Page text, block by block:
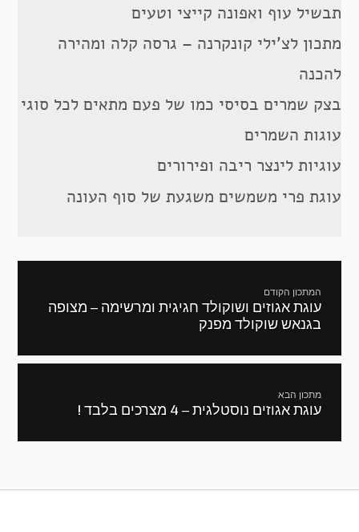
תבשיל עוף ואפונה קייצי וטעים
מתכון לצ’ילי קונקרנה – גרסה קלה ומהירה
להכנה
בצק שמרים בסיסי כמו של פעם מתאים לכל סוגי
עוגות השמרים
עוגיות לינצר ריבה ופירורים
עוגת פרי משמשים משגעת של סוף העונה
המתכון הקודם
מתכון
קודם:
עוגת אגוזים ושוקולד חגיגית ומרשימה – מצופה
בגנאש שוקולד מפנק
מתכון הבא
המתכון
עוגת אגוזים נוסטלגית – 4 מצרכים בלבד !